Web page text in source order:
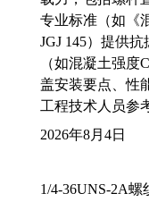
专业标准（如《
JGJ 145）提供
（如混凝土强度
盖安装要点、性
工程技术人员参
2026年8月4日
1/4-36UNS-2A螺